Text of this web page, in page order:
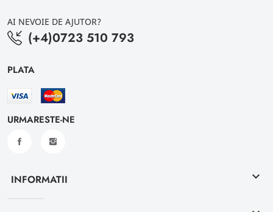
AI NEVOIE DE AJUTOR?
(+4)0723 510 793
PLATA
URMARESTE-NE
INFORMATII keyboard_arrow_down